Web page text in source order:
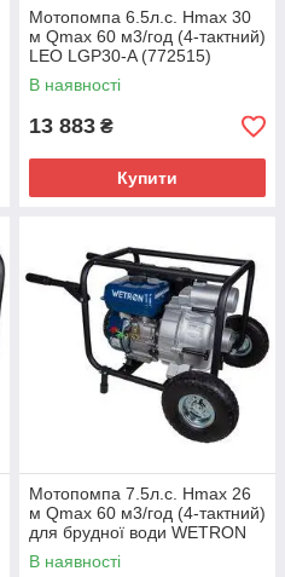
Мотопомпа 6.5л.с. Hmax 30
м Qmax 60 м3/год (4-тактний)
LEO LGP30-A (772515)
В наявності
13 883 ₴
Купити
Мотопомпа 7.5л.с. Hmax 26
м Qmax 60 м3/год (4-тактний)
для брудної води WETRON
(772557)
В наявності